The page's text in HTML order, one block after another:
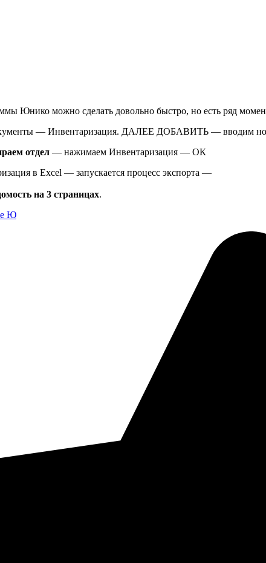
Юнико можно сделать довольно быстро, но есть ряд
— Инвентаризация. ДАЛЕЕ ДОБАВИТЬ — вводим
отдел — нажимаем Инвентаризация — ОК
в Excel — запускается процесс экспорта —
на 3 страницах.
Ю